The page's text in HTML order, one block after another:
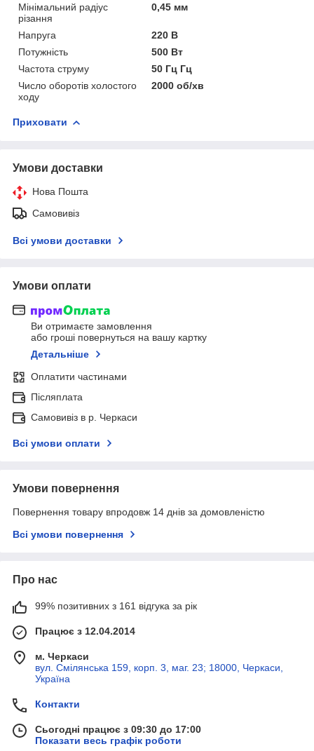
Мінімальний радіус
різання
0,45 мм
Напруга
220 В
Потужність
500 Вт
Частота струму
50 Гц Гц
Число оборотів холостого
ходу
2000 об/хв
Приховати
Умови доставки
Нова Пошта
Самовивіз
Всі умови доставки
Умови оплати
Ви отримаєте замовлення
або гроші повернуться на вашу картку
Детальніше
Оплатити частинами
Післяплата
Самовивіз в р. Черкаси
Всі умови оплати
Умови повернення
Повернення товару впродовж 14 днів за домовленістю
Всі умови повернення
Про нас
99% позитивних з 161 відгука за рік
Працює з 12.04.2014
м. Черкаси
вул. Смілянська 159, корп. 3, маг. 23; 18000, Черкаси,
Україна
Контакти
Сьогодні працює з 09:30 до 17:00
Показати весь графік роботи